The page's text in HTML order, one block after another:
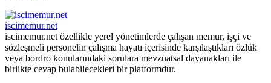
iscimemur.net
iscimemur.net özellikle yerel yönetimlerde çalışan memur, işçi ve
sözleşmeli personelin çalışma hayatı içerisinde karşılaştıkları özlük
veya bordro konularındaki sorulara mevzuatsal dayanakları ile
birlikte cevap bulabilecekleri bir platformdur.